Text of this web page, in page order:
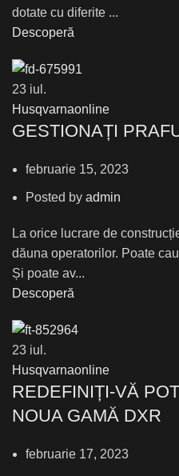
dotate cu diferite ...
Descoperă
23 iul.
Husqvarnaonline
GESTIONAȚI
februarie 15, 2023
Posted by admin
La orice lucrare de
dăuna operatorilor. Poate
Și poate av...
Descoperă
23 iul.
Husqvarnaonline
REDEFINIȚI-VĂ
NOUA GAMĂ DXR
februarie 17, 2023